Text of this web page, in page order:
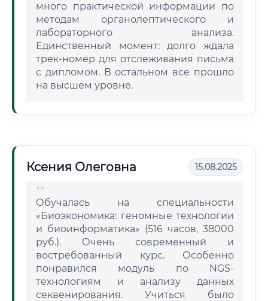
много практической информации по
методам органолептического и
лабораторного анализа.
Единственный момент: долго ждала
трек-номер для отслеживания письма
с дипломом. В остальном все прошло
на высшем уровне.
Ксения Олеговна 15.08.2025
Обучалась на специальности
«Биоэкономика: геномные технологии
и биоинформатика» (516 часов, 38000
руб.). Очень современный и
востребованный курс. Особенно
понравился модуль по NGS-
технологиям и анализу данных
секвенирования. Учиться было